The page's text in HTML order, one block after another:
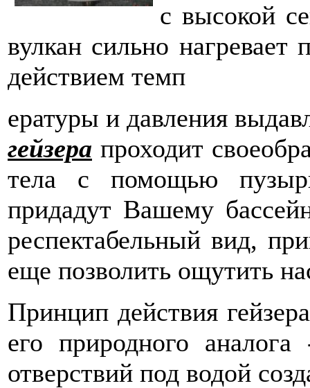
с высокой
вулкан сильно
действием темп
ературы и давления
гейзера проходит
тела с помощью
придадут Вашему
респектабельный вид,
еще позволить ощутить
Принцип действия
его природного
отверствий под водой